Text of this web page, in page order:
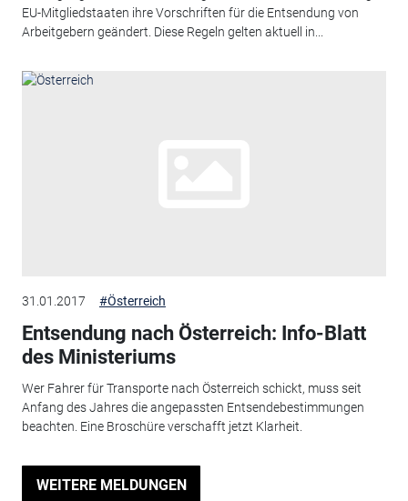
EU-Mitgliedstaaten ihre Vorschriften für die Entsendung von
Arbeitgebern geändert. Diese Regeln gelten aktuell in...
31.01.2017 #Österreich
Entsendung nach Österreich: Info-Blatt
des Ministeriums
Wer Fahrer für Transporte nach Österreich schickt, muss seit
Anfang des Jahres die angepassten Entsendebestimmungen
beachten. Eine Broschüre verschafft jetzt Klarheit.
WEITERE MELDUNGEN